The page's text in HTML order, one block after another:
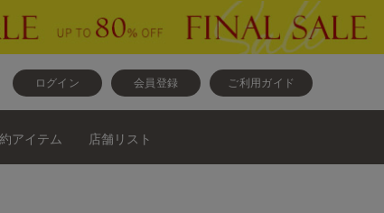
ログイン 会員登録 ご利用ガイド
アイテム 店舗リスト